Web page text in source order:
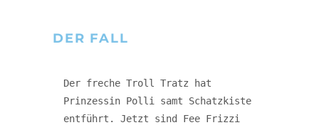
DER FALL
Der freche Troll Tratz hat
Prinzessin Polli samt Schatzkiste
entführt. Jetzt sind Fee Frizzi